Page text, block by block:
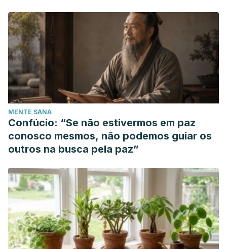
MENTE SANA
Confúcio: “Se não estivermos em paz
conosco mesmos, não podemos guiar os
outros na busca pela paz”